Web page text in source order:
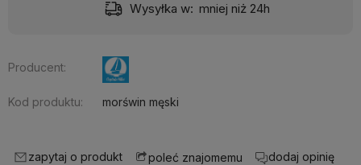
Wysyłka w: mniej niż 24h
Producent:
Kod produktu: morświn męski
zapytaj o produkt poleć znajomemu dodaj opinię